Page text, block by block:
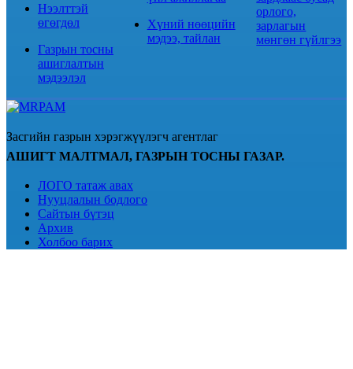
Нээлттэй
өгөгдөл
Газрын тосны
ашиглалтын
мэдээлэл
Хүний нөөцийн
мэдээ, тайлан
орлого,
зарлагын
мөнгөн гүйлгээ
Засгийн газрын хэрэгжүүлэгч агентлаг
АШИГТ МАЛТМАЛ, ГАЗРЫН ТОСНЫ ГАЗАР.
ЛОГО татаж авах
Нууцлалын бодлого
Сайтын бүтэц
Архив
Холбоо барих